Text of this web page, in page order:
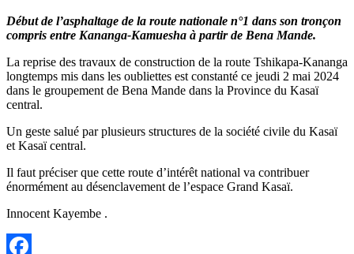
time
Début de l’asphaltage de la route nationale n°1 dans son tronçon
compris entre Kananga-Kamuesha à partir de Bena Mande.
La reprise des travaux de construction de la route Tshikapa-Kananga
longtemps mis dans les oubliettes est constanté ce jeudi 2 mai 2024
dans le groupement de Bena Mande dans la Province du Kasaï
central.
Un geste salué par plusieurs structures de la société civile du Kasaï
et Kasaï central.
Il faut préciser que cette route d’intérêt national va contribuer
énormément au désenclavement de l’espace Grand Kasaï.
Innocent Kayembe .